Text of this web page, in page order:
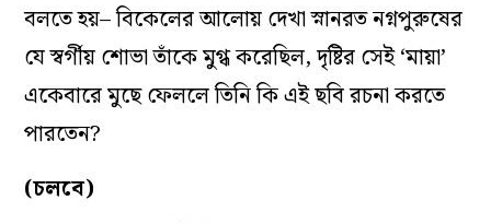
বলতে হয়– বিকেলের আলোয় দেখা স্নানরত নগ্নপুরুষের
যে স্বর্গীয় শোভা তাঁকে মুগ্ধ করেছিল, দৃষ্টির সেই ‘মায়া’
একেবারে মুছে ফেললে তিনি কি এই ছবি রচনা করতে
পারতেন?
(চলবে)